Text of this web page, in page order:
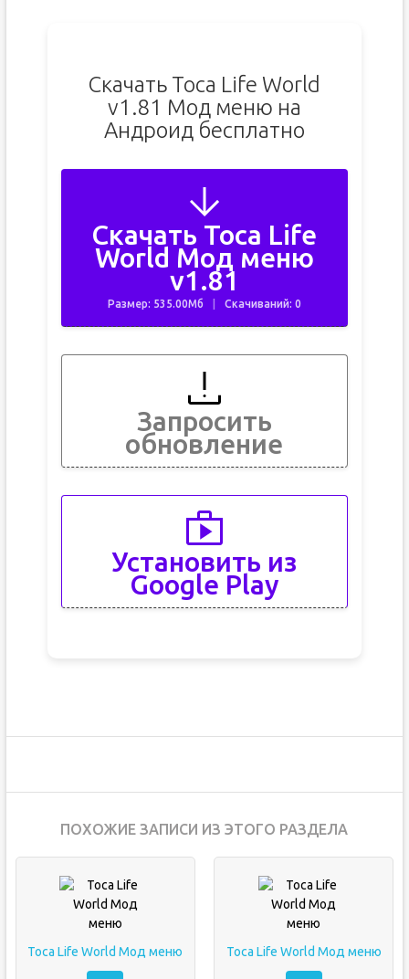
Скачать Toca Life World
v1.81 Мод меню на
Андроид бесплатно
Скачать Toca Life
World Мод меню
v1.81
Размер: 535.00Мб Скачиваний: 0
Запросить
обновление
Установить из
Google Play
ПОХОЖИЕ ЗАПИСИ ИЗ ЭТОГО РАЗДЕЛА
Toca Life World Мод меню Toca Life World Мод меню